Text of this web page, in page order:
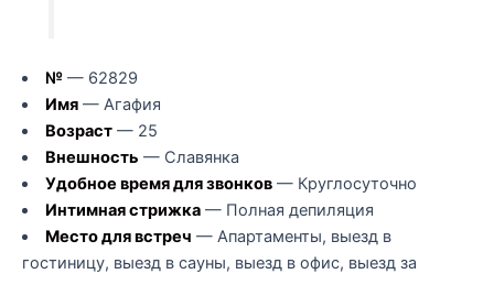
№— 62829
Имя— Агафия
Возраст— 25
Внешность — Славянка
Удобное время для звонков— Круглосуточно
Интимная стрижка— Полная депиляция
Место для встреч — Апартаменты, выезд в
гостиницу, выезд в сауны, выезд в офис, выезд за